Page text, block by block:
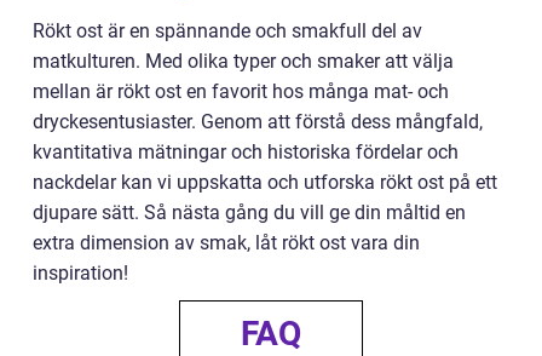
Rökt ost är en spännande och smakfull del av
matkulturen. Med olika typer och smaker att välja
mellan är rökt ost en favorit hos många mat- och
dryckesentusiaster. Genom att förstå dess mångfald,
kvantitativa mätningar och historiska fördelar och
nackdelar kan vi uppskatta och utforska rökt ost på ett
djupare sätt. Så nästa gång du vill ge din måltid en
extra dimension av smak, låt rökt ost vara din
inspiration!
FAQ